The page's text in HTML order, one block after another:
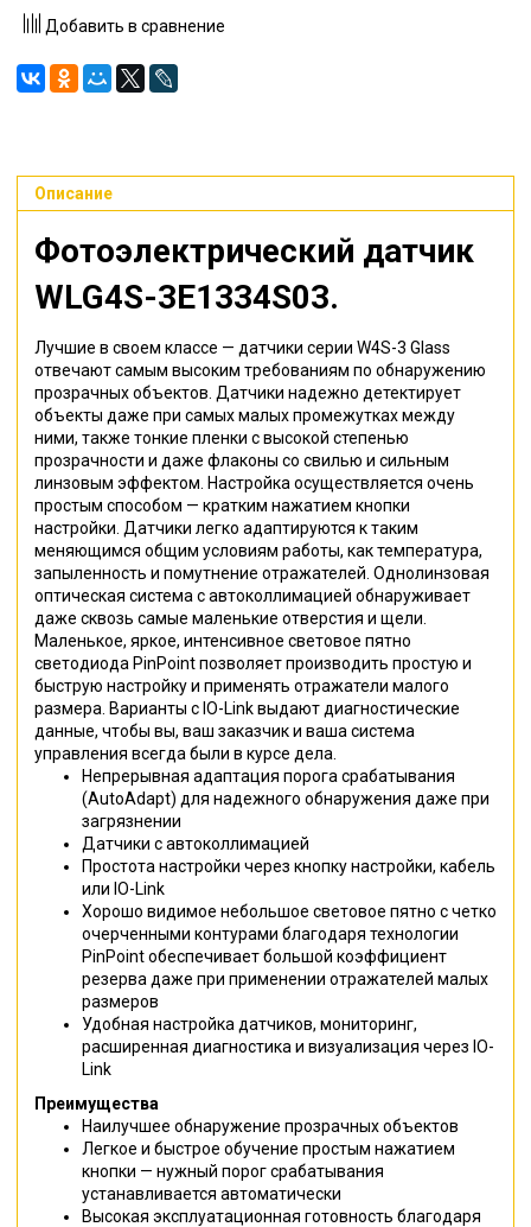
Добавить в сравнение
Описание
Фотоэлектрический датчик
WLG4S-3E1334S03.
Лучшие в своем классе — датчики серии W4S-3 Glass
отвечают самым высоким требованиям по обнаружению
прозрачных объектов. Датчики надежно детектирует
объекты даже при самых малых промежутках между
ними, также тонкие пленки с высокой степенью
прозрачности и даже флаконы со свилью и сильным
линзовым эффектом. Настройка осуществляется очень
простым способом — кратким нажатием кнопки
настройки. Датчики легко адаптируются к таким
меняющимся общим условиям работы, как температура,
запыленность и помутнение отражателей. Однолинзовая
оптическая система с автоколлимацией обнаруживает
даже сквозь самые маленькие отверстия и щели.
Маленькое, яркое, интенсивное световое пятно
светодиода PinPoint позволяет производить простую и
быструю настройку и применять отражатели малого
размера. Варианты с IO-Link выдают диагностические
данные, чтобы вы, ваш заказчик и ваша система
управления всегда были в курсе дела.
Непрерывная адаптация порога срабатывания
(AutoAdapt) для надежного обнаружения даже при
загрязнении
Датчики с автоколлимацией
Простота настройки через кнопку настройки, кабель
или IO-Link
Хорошо видимое небольшое световое пятно с четко
очерченными контурами благодаря технологии
PinPoint обеспечивает большой коэффициент
резерва даже при применении отражателей малых
размеров
Удобная настройка датчиков, мониторинг,
расширенная диагностика и визуализация через IO-
Link
Преимущества
Наилучшее обнаружение прозрачных объектов
Легкое и быстрое обучение простым нажатием
кнопки — нужный порог срабатывания
устанавливается автоматически
Высокая эксплуатационная готовность благодаря